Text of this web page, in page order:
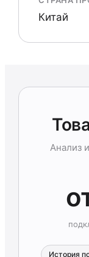
Китай
Анализ
История